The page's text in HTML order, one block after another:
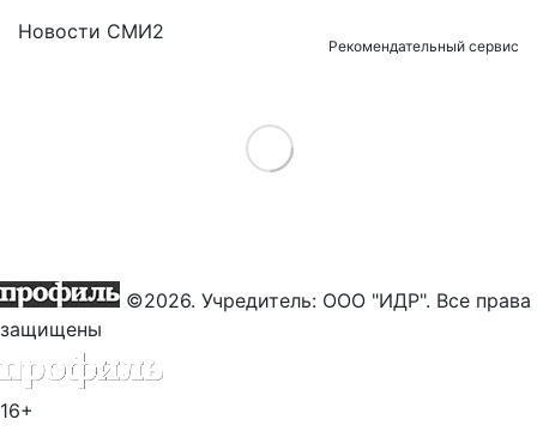
Новости СМИ2
Рекомендательный сервис
Load More
©2026. Учредитель: ООО "ИДР". Все права
защищены
16+